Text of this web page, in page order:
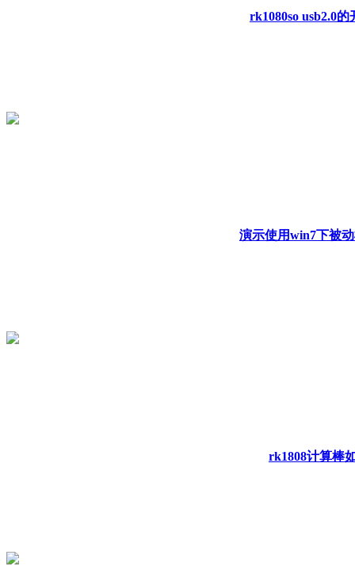
rk1080so usb2.0
演示使用win7下被
rk1808计算棒